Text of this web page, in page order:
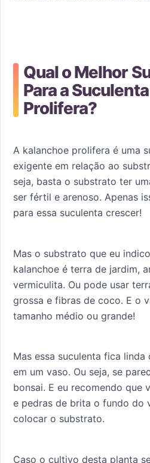
Qual o Melhor
Para a
Prolifera?
A kalanchoe prolifera é uma
exigente em relação ao
seja, basta o substrato ter
ser fértil e arenoso. Apenas
para essa suculenta crescer!
Mas o substrato que eu
kalanchoe é terra de jardim,
vermiculita. Ou pode usar
grossa e fibras de coco. E o
tamanho médio ou grande!
Mas essa suculenta fica
em um vaso. Ou seja, se
bonsai. E eu recomendo que
e pedras de brita o fundo do
colocar o substrato.
Caso o cultivo desta planta